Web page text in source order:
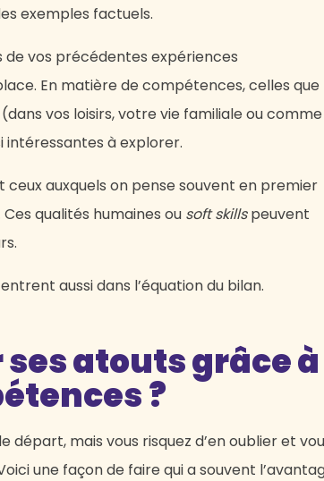
exemples factuels.
de vos précédentes expériences
En matière de compétences, celles que
vos loisirs, votre vie familiale ou comme
intéressantes à explorer.
auxquels on pense souvent en premier
qualités humaines ou soft skillspeuvent
aussi dans l’équation du bilan.
atouts grâce à
?
mais vous risquez d’en oublier et
une façon de faire qui a souvent